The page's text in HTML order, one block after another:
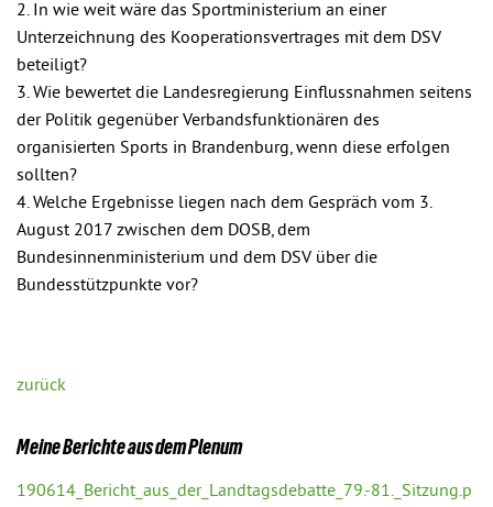
2. In wie weit wäre das Sportministerium an einer
Unterzeichnung des Kooperationsvertrages mit dem DSV
beteiligt?
3. Wie bewertet die Landesregierung Einflussnahmen seitens
der Politik gegenüber Verbandsfunktionären des
organisierten Sports in Brandenburg, wenn diese erfolgen
sollten?
4. Welche Ergebnisse liegen nach dem Gespräch vom 3.
August 2017 zwischen dem DOSB, dem
Bundesinnenministerium und dem DSV über die
Bundesstützpunkte vor?
zurück
Meine Berichte aus dem Plenum
190614_Bericht_aus_der_Landtagsdebatte_79.-81._Sitzung.p